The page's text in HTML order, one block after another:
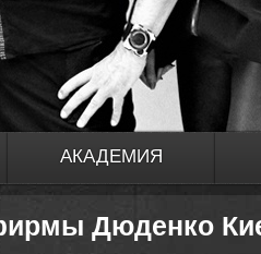
АКАДЕМИЯ
Дюденко